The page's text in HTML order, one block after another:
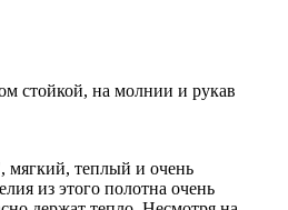
стойкой, на молнии и рукав
мягкий, теплый и очень
из этого полотна очень